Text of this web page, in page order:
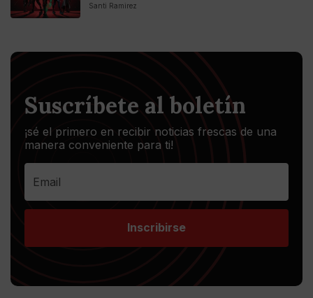
Santi Ramirez
Suscríbete al boletín
¡sé el primero en recibir noticias frescas de una
manera conveniente para ti!
Inscribirse